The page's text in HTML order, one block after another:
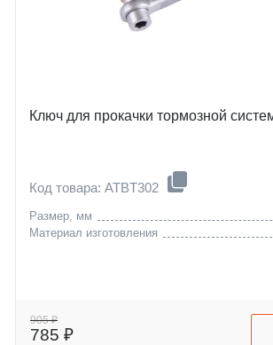
Ключ для прокачки тормозной
Код товара: ATBT302
Размер, мм
Материал изготовления
905 ₽
785 ₽